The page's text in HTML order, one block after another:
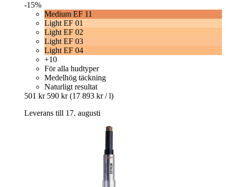
-15%
Medium EF 11
Light EF 01
Light EF 02
Light EF 03
Light EF 04
+10
För alla hudtyper
Medelhög täckning
Naturligt resultat
501 kr 590 kr (17 893 kr / l)
Leverans till 17. augusti